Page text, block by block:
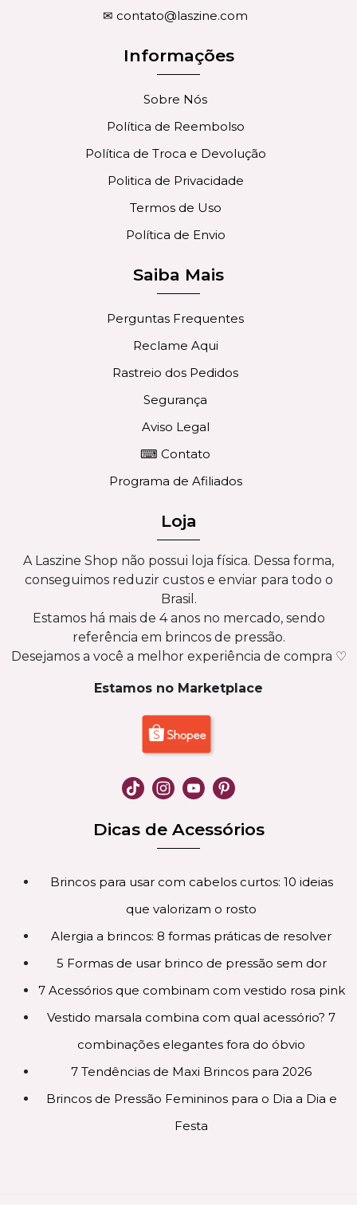
✉ contato@laszine.com
Informações
Sobre Nós
Política de Reembolso
Política de Troca e Devolução
Politica de Privacidade
Termos de Uso
Política de Envio
Saiba Mais
Perguntas Frequentes
Reclame Aqui
Rastreio dos Pedidos
Segurança
Aviso Legal
⌨ Contato
Programa de Afiliados
Loja
A Laszine Shop não possui loja física. Dessa forma,
conseguimos reduzir custos e enviar para todo o
Brasil.
Estamos há mais de 4 anos no mercado, sendo
referência em brincos de pressão.
Desejamos a você a melhor experiência de compra ♡
Estamos no Marketplace
Dicas de Acessórios
Brincos para usar com cabelos curtos: 10 ideias
que valorizam o rosto
Alergia a brincos: 8 formas práticas de resolver
5 Formas de usar brinco de pressão sem dor
7 Acessórios que combinam com vestido rosa pink
Vestido marsala combina com qual acessório? 7
combinações elegantes fora do óbvio
7 Tendências de Maxi Brincos para 2026
Brincos de Pressão Femininos para o Dia a Dia e
Festa